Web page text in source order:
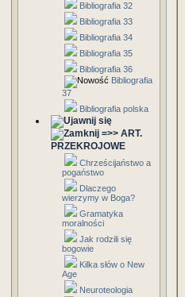
Bibliografia 32
Bibliografia 33
Bibliografia 34
Bibliografia 35
Bibliografia 36
Bibliografia
37
Bibliografia polska
=>> ART.
PRZEKROJOWE
Chrześcijaństwo a
pogaństwo
Dlaczego
wierzymy w Boga?
Gramatyka
moralności
Jak rodzili się
bogowie
Kilka słów o New
Age
Neuroteologia